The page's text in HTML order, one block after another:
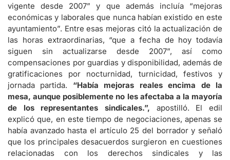
vigente desde 2007” y que además incluía “mejoras
económicas y laborales que nunca habían existido en este
ayuntamiento”. Entre esas mejoras citó la actualización de
las horas extraordinarias, “que a fecha de hoy todavía
siguen sin actualizarse desde 2007”, así como
compensaciones por guardias y disponibilidad, además de
gratificaciones por nocturnidad, turnicidad, festivos y
jornada partida. “Había mejoras reales encima de la
mesa, aunque posiblemente no les afectaba a la mayoría
de los representantes sindicales.”, apostilló. El edil
explicó que, en este tiempo de negociaciones, apenas se
había avanzado hasta el artículo 25 del borrador y señaló
que los principales desacuerdos surgieron en cuestiones
relacionadas con los derechos sindicales y las